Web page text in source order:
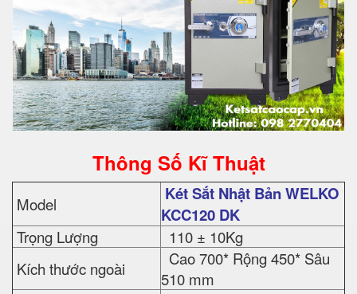
Thông Số Kĩ Thuật
Model
Két Sắt Nhật Bản WELKO
KCC120 DK
Trọng Lượng
110 ± 10Kg
Kích thước ngoài
Cao 700* Rộng 450* Sâu
510 mm